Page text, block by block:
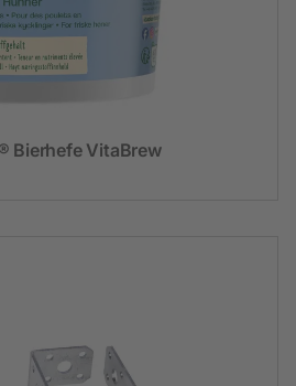
Bierhefe VitaBrew